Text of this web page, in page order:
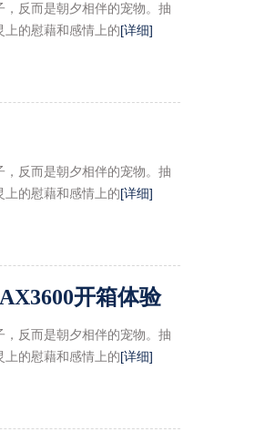
反而是朝夕相伴的宠物。抽
的慰藉和感情上的[详细]
反而是朝夕相伴的宠物。抽
的慰藉和感情上的[详细]
开箱体验
反而是朝夕相伴的宠物。抽
的慰藉和感情上的[详细]